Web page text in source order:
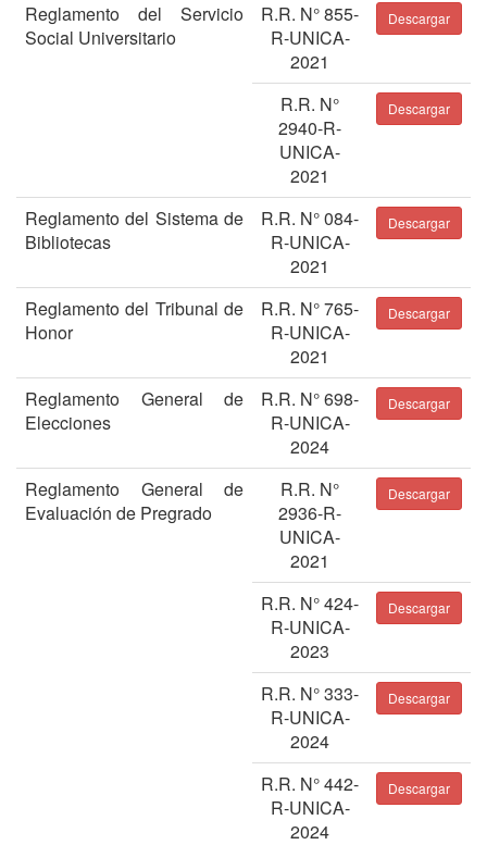
Reglamento del Servicio
Social Universitario
R.R. N° 855-
R-UNICA-
2021
Descargar
R.R. N°
2940-R-
UNICA-
2021
Descargar
Reglamento del Sistema de
Bibliotecas
R.R. N° 084-
R-UNICA-
2021
Descargar
Reglamento del Tribunal de
Honor
R.R. N° 765-
R-UNICA-
2021
Descargar
Reglamento General de
Elecciones
R.R. N° 698-
R-UNICA-
2024
Descargar
Reglamento General de
Evaluación de Pregrado
R.R. N°
2936-R-
UNICA-
2021
Descargar
R.R. N° 424-
R-UNICA-
2023
Descargar
R.R. N° 333-
R-UNICA-
2024
Descargar
R.R. N° 442-
R-UNICA-
2024
Descargar